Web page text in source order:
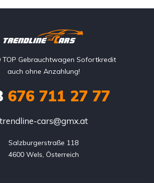
TOP Gebrauchtwagen Sofortkredit
auch ohne Anzahlung!
676 711 27 77
trendline-cars@gmx.at
Salzburgerstraße 118
4600 Wels, Österreich